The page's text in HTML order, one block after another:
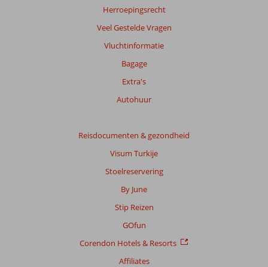
Herroepingsrecht
Veel Gestelde Vragen
Vluchtinformatie
Bagage
Extra's
Autohuur
Reisdocumenten & gezondheid
Visum Turkije
Stoelreservering
By June
Stip Reizen
GOfun
Corendon Hotels & Resorts
Affiliates